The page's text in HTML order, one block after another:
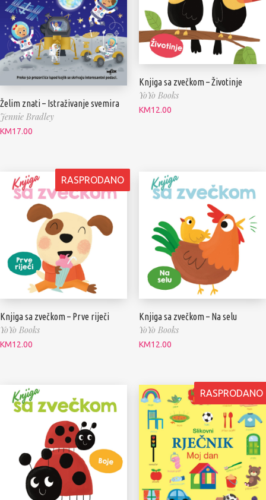
Želim znati – Istraživanje svemira
Jennie Bradley
KM17.00
Knjiga sa zvečkom – Životinje
YoYo Books
KM12.00
RASPRODANO
Knjiga sa zvečkom – Prve riječi
YoYo Books
KM12.00
Knjiga sa zvečkom – Na selu
YoYo Books
KM12.00
RASPRODANO